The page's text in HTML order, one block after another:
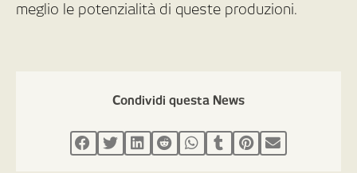
meglio le potenzialità di queste produzioni.
Condividi questa News